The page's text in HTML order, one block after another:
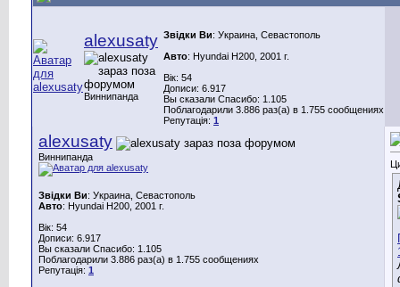
alexusaty
Виннипанда
Звідки Ви: Украина, Севастополь
Авто: Hyundai H200, 2001 г.
Вік: 54
Дописи: 6.917
Вы сказали Спасибо: 1.105
Поблагодарили 3.886 раз(а) в 1.755 сообщениях
Репутація: 1
alexusaty
Виннипанда
Звідки Ви: Украина, Севастополь
Авто: Hyundai H200, 2001 г.
Вік: 54
Дописи: 6.917
Вы сказали Спасибо: 1.105
Поблагодарили 3.886 раз(а) в 1.755 сообщениях
Репутація: 1